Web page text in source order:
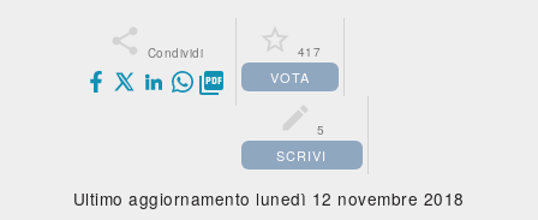
 Condividi

 417
VOTA
 5
SCRIVI
Ultimo aggiornamento lunedì 12 novembre 2018